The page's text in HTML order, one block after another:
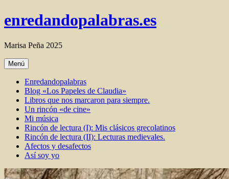
al
enredandopalabras.es
Marisa Peña 2025
Menú
Enredandopalabras
Blog «Los Papeles de Claudia»
Libros que nos marcaron para siempre.
Un rincón «de cine»
Mi música
Rincón de lectura (I): Mis clásicos grecolatinos
Rincón de lectura (II): Lecturas medievales.
Afectos y desafectos
Así soy yo